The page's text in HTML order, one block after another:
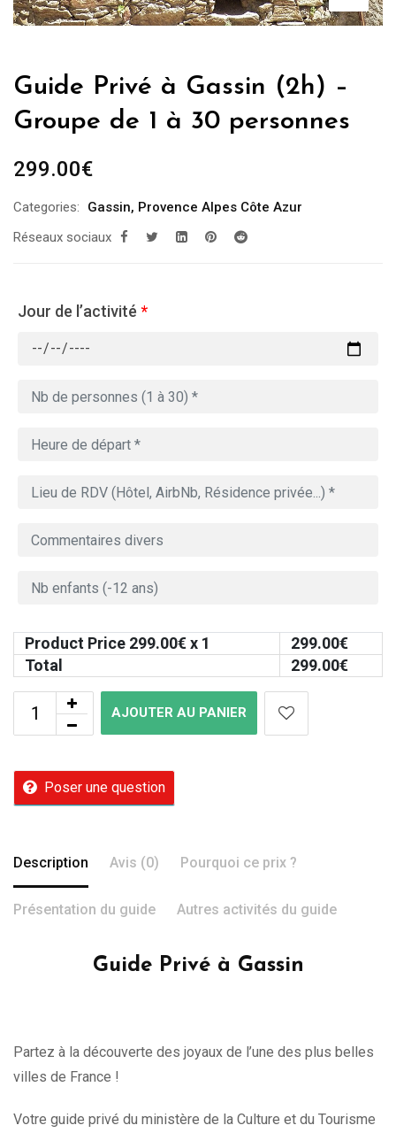
Guide Privé à Gassin (2h) –
Groupe de 1 à 30 personnes
299.00€
Categories: Gassin, Provence Alpes Côte Azur
Réseaux sociaux
Jour de l’activité *
Product Price 299.00€ x 1 299.00€
Total
299.00€
AJOUTER AU PANIER
Poser une question
Description Avis (0) Pourquoi ce prix ?
Présentation du guide Autres activités du guide
Guide Privé à Gassin
Partez à la découverte des joyaux de l’une des plus belles
villes de France !
Votre guide privé du ministère de la Culture et du Tourisme